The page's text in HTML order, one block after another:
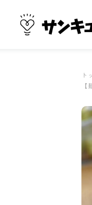
ビューティ 100
ト